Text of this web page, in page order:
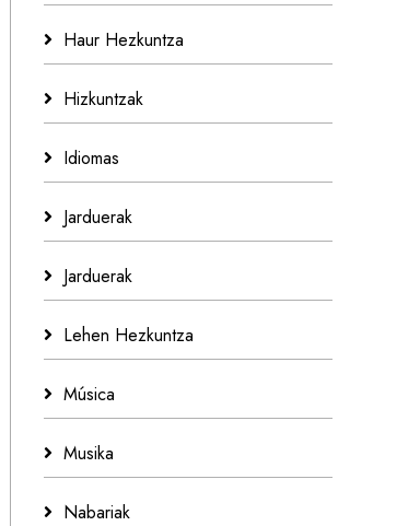
Haur Hezkuntza
Hizkuntzak
Idiomas
Jarduerak
Jarduerak
Lehen Hezkuntza
Música
Musika
Nabariak